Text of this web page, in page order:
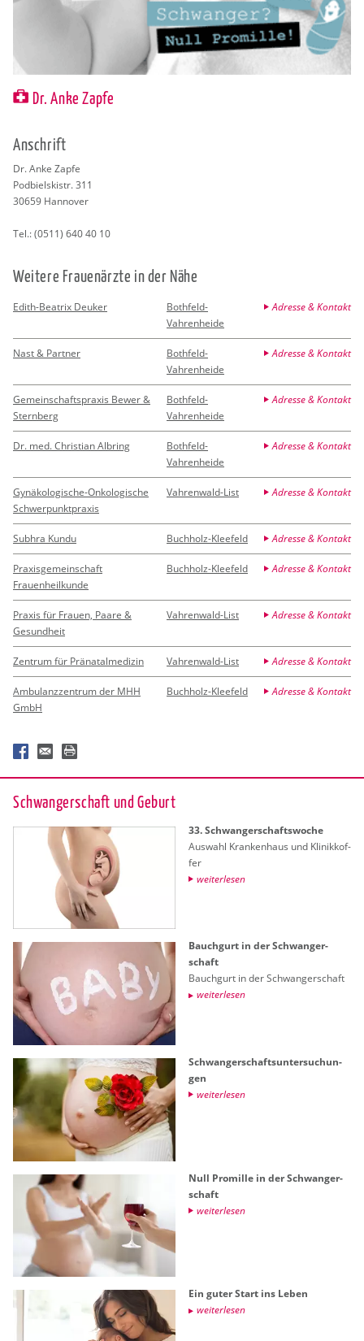
Dr. Anke Zapfe
An­schrift
Dr. Anke Zapfe
Pod­biels­kistr. 311
30659 Han­no­ver
Tel.:(0511) 640 40 10
Wei­te­re Frau­en­ärz­te in der Nähe
Edith-Beatrix Deuker
Bothfeld-
Vahrenheide
Adresse & Kontakt
Nast & Partner
Bothfeld-
Vahrenheide
Adresse & Kontakt
Gemeinschaftspraxis Bewer &
Sternberg
Bothfeld-
Vahrenheide
Adresse & Kontakt
Dr. med. Christian Albring
Bothfeld-
Vahrenheide
Adresse & Kontakt
Gynäkologische-Onkologische
Schwerpunktpraxis
Vahrenwald-List Adresse & Kontakt
Subhra Kundu Buchholz-Kleefeld Adresse & Kontakt
Praxisgemeinschaft
Frauenheilkunde
Buchholz-Kleefeld Adresse & Kontakt
Praxis für Frauen, Paare &
Gesundheit
Vahrenwald-List Adresse & Kontakt
Zentrum für Pränatalmedizin Vahrenwald-List Adresse & Kontakt
Ambulanzzentrum der MHH
GmbH
Buchholz-Kleefeld Adresse & Kontakt
Schwan­ger­schaft und Ge­burt
33. Schwan­ger­schafts­wo­che
Aus­wahl Kran­ken­haus und Kli­nik­kof­
fer
wei­ter­le­sen
Bauch­gurt in der Schwan­ger­
schaft
Bauch­gurt in der Schwan­ger­schaft
wei­ter­le­sen
Schwan­ger­schafts­un­ter­su­chun­
gen
wei­ter­le­sen
Null Pro­mil­le in der Schwan­ger­
schaft
wei­ter­le­sen
Ein guter Start ins Leben
wei­ter­le­sen